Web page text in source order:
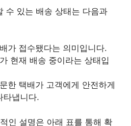
수 있는 배송 상태는 다음과
가 접수됐다는 의미입니다.
현재 배송 중이라는 상태입
한 택배가 고객에게 안전하게
타냅니다.
인 설명은 아래 표를 통해 확